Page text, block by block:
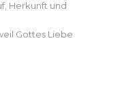
Herkunft und
Gottes Liebe